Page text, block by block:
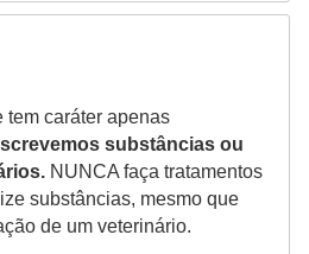
tem caráter apenas
substâncias ou
NUNCA faça tratamentos
substâncias, mesmo que
de um veterinário.